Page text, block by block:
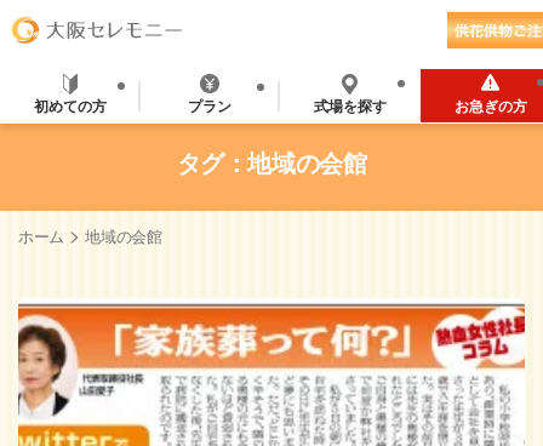
初めての方 プラン 式場を探す お急ぎの方
タグ：地域の会館
ホーム >地域の会館